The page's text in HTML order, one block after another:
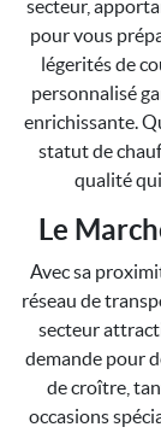
secteur,
pour vous
légerités de
personnalisé
enrichissante.
statut de
qualité
Le
Avec sa
réseau de
secteur
demande pour
de croître,
occasions